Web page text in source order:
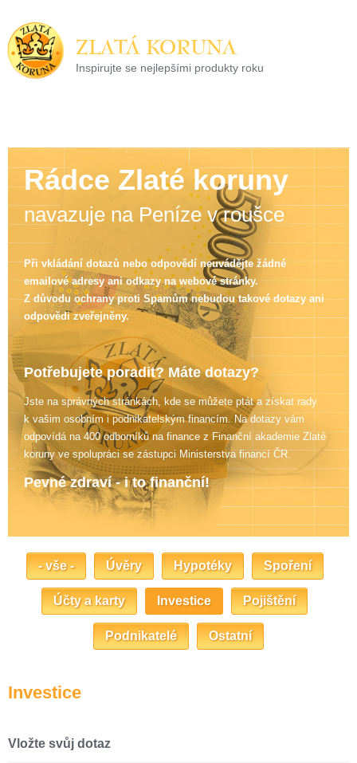
ZLATÁ KORUNA
Inspirujte se nejlepšími produkty roku
Rádce Zlaté koruny
navazuje na Peníze v roušce
Při vkládání dotazů nebo odpovědí neuvádějte žádné
emailové adresy ani odkazy na webové stránky.
Z důvodu ochrany proti Spamům nebudou takové dotazy ani
odpovědi zveřejněny.
Potřebujete poradit? Máte dotazy?
Jste na správných stránkách, kde se můžete ptát a získat rady
k vašim osobním i podnikatelským financím. Na dotazy vám
odpovídá na 400 odborníků na finance z Finanční akademie Zlaté
korunyve spolupráci se zástupci Ministerstva financí ČR.
Pevné zdraví - i to finanční!
- vše - Úvěry Hypotéky Spoření
Účty a karty Investice Pojištění
Podnikatelé Ostatní
Investice
Vložte svůj dotaz